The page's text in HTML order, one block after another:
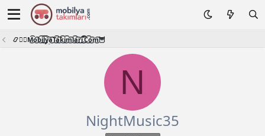
📿🧙‍♂️M͜͡o͜͡b͜͡i͜͡l͜͡y͜͡a͜͡T͜͡a͜͡k͜͡i͜͡m͜͡l͜͡a͜͡r͜͡i͜͡.͜͡C͜͡o͜͡m͜͡🦉
N
NightMusic35